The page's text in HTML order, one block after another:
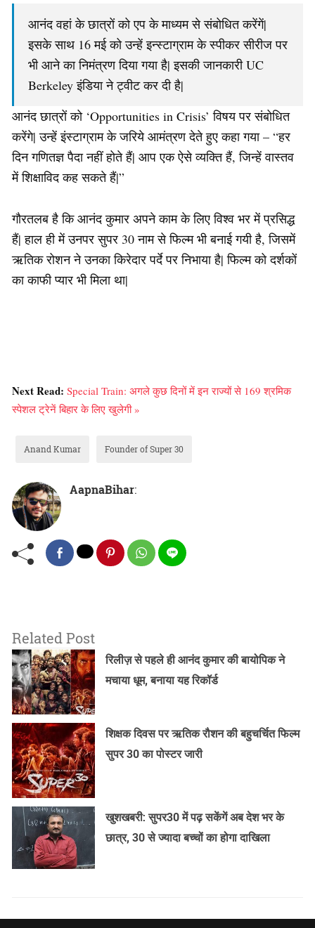
आनंद वहां के छात्रों को एप के माध्यम से संबोधित करेंगें|
इसके साथ 16 मई को उन्हें इन्स्टाग्राम के स्पीकर सीरीज पर
भी आने का निमंत्रण दिया गया है| इसकी जानकारी UC
Berkeley इंडिया ने ट्वीट कर दी है|
आनंद छात्रों को ‘Opportunities in Crisis’ विषय पर संबोधित
करेंगे| उन्हें इंस्टाग्राम के जरिये आमंत्रण देते हुए कहा गया – “हर
दिन गणितज्ञ पैदा नहीं होते हैं| आप एक ऐसे व्यक्ति हैं, जिन्हें वास्तव
में शिक्षाविद कह सकते हैं|”
गौरतलब है कि आनंद कुमार अपने काम के लिए विश्व भर में प्रसिद्ध
हैं| हाल ही में उनपर सुपर 30 नाम से फिल्म भी बनाई गयी है, जिसमें
ऋतिक रोशन ने उनका किरेदार पर्दे पर निभाया है| फिल्म को दर्शकों
का काफी प्यार भी मिला था|
Next Read: Special Train: अगले कुछ दिनों में इन राज्यों से 169 श्रमिक
स्पेशल ट्रेनें बिहार के लिए खुलेगी »
Anand Kumar Founder of Super 30
AapnaBihar:
Related Post
रिलीज़ से पहले ही आनंद कुमार की बायोपिक ने
मचाया धूम, बनाया यह रिकॉर्ड
शिक्षक दिवस पर ऋतिक रौशन की बहुचर्चित फिल्म
सुपर 30 का पोस्टर जारी
खुशखबरी: सुपर30 में पढ़ सकेंगें अब देश भर के
छात्र, 30 से ज्यादा बच्चों का होगा दाखिला